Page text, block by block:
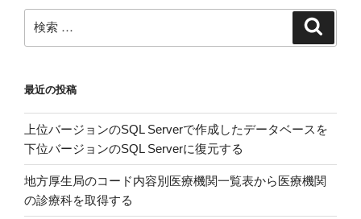
SQL
Server
続
し
て
デ
ー
タ
ベ
索:
最近の投稿
上位バージョンのSQL Serverで作成したデータベースを
下位バージョンのSQL Serverに復元する
地方厚生局のコード内容別医療機関一覧表から医療機関
の診療科を取得する